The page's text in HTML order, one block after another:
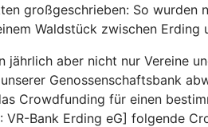
großgeschrieben: So
Waldstück zwischen
aber nicht nur Vereine
unserer Genossenschaftsbank
Crowdfunding für einen
Bank Erding eG] folgende